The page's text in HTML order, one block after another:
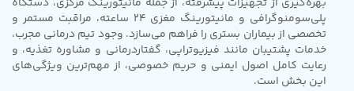
پلی‌سومنوگرافی و مانیتورینگ مغزی 24 ساعته، مراقبت مستمر و
تخصصی از بیماران بستری را فراهم می‌سازد. وجود تیم درمانی مجرب،
خدمات پشتیبان مانند فیزیوتراپی، گفتاردرمانی و مشاوره تغذیه، و
رعایت کامل اصول ایمنی و حریم خصوصی، از مهم‌ترین ویژگی‌های
این بخش است.